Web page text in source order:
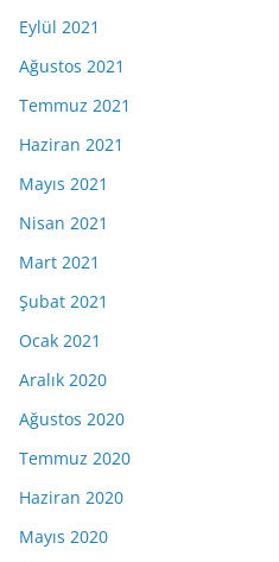
Eylül 2021
Ağustos 2021
Temmuz 2021
Haziran 2021
Mayıs 2021
Nisan 2021
Mart 2021
Şubat 2021
Ocak 2021
Aralık 2020
Ağustos 2020
Temmuz 2020
Haziran 2020
Mayıs 2020